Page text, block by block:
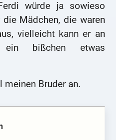
würde ja sowieso
Mädchen, die waren
vielleicht kann er an
ein bißchen etwas
meinen Bruder an.